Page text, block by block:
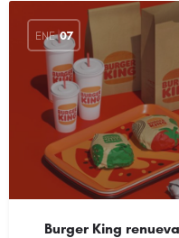
ENE 07
Burger King